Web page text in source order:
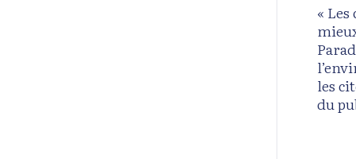
«
les
du